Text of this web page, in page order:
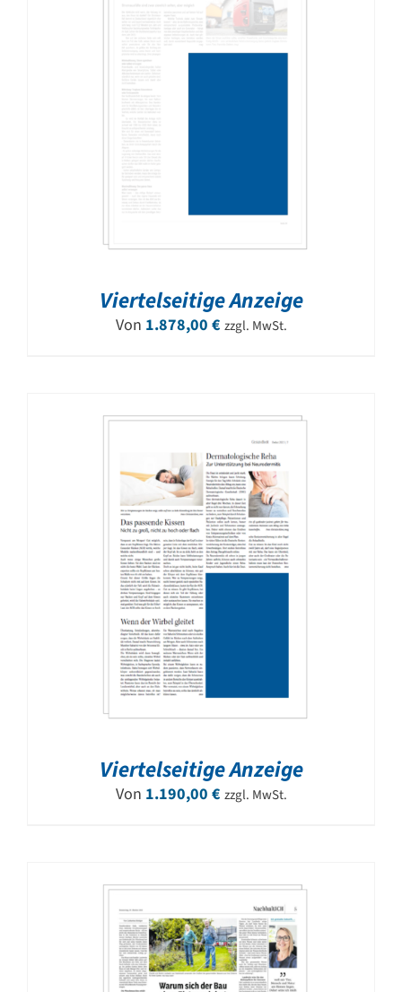
Viertelseitige Anzeige
Von 1.878,00 € zzgl. MwSt.
Viertelseitige Anzeige
Von 1.190,00 € zzgl. MwSt.